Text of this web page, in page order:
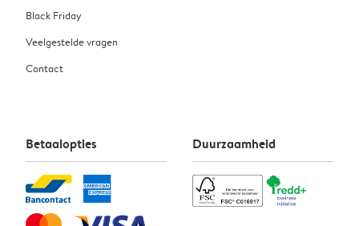
Black Friday
Veelgestelde vragen
Contact
Betaalopties Duurzaamheid